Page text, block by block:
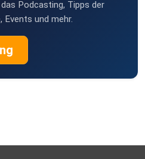
Podcasting, Tipps der
Events und mehr.